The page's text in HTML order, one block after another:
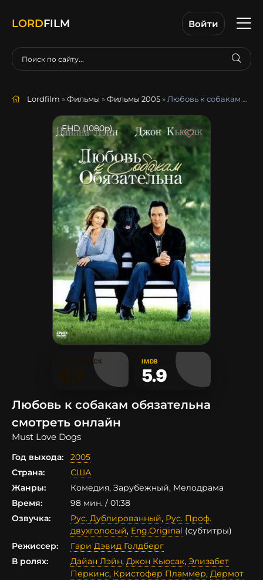
LORDFILM Войти
Lordfilm »Фильмы »Фильмы 2005» Любовь к собакам обязательна
FHD (1080p)
КИНОПОИСК IMDB
5.9
Любовь к собакам обязательна
смотреть онлайн
Must Love Dogs
Год выхода:
2005
Страна:
США
Жанры:
Комедия, Зарубежный, Мелодрама
Время:
98 мин. / 01:38
Озвучка:
Рус. Дублированный, Рус. Проф.
двухголосый, Eng.Original (субтитры)
Режиссер:
Гари Дэвид Голдберг
В ролях:
Дайан Лэйн, Джон Кьюсак, Элизабет
Перкинс, Кристофер Пламмер, Дермот